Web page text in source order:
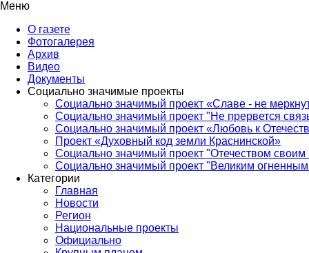
Меню
О газете
Фотогалерея
Архив
Видео
Документы
Социально значимые проекты
Социально значимый проект «Славе - не
Социально значимый проект "Не прервется
Социально значимый проект «Любовь к
Проект «Духовный код земли Краснинской»
Социально значимый проект "Отечеством своим
Социально значимый проект "Великим
Категории
Главная
Новости
Регион
Национальные проекты
Официально